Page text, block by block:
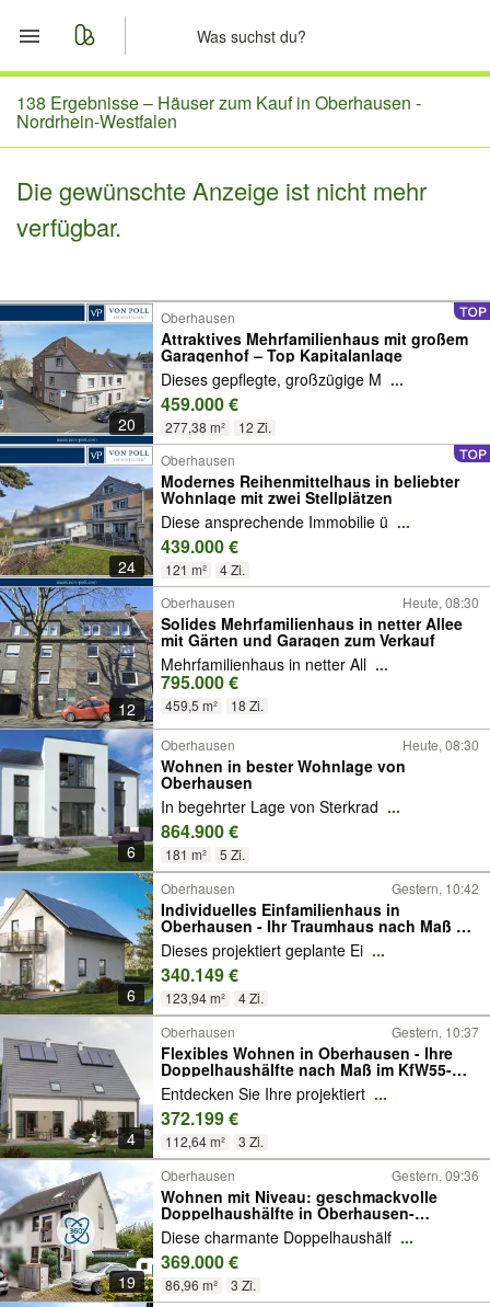
Start
Merkliste
Nachrichten
138 Ergebnisse – Häuser zum Kauf in Oberhausen -
Nordrhein-Westfalen
Die gewünschte Anzeige ist nicht mehr
verfügbar.
20
Oberhausen
Attraktives Mehrfamilienhaus mit großem
Garagenhof – Top Kapitalanlage
Dieses gepflegte, großzügige M ...
459.000 €
277,38 m² 12 Zi.
24
Oberhausen
Modernes Reihenmittelhaus in beliebter
Wohnlage mit zwei Stellplätzen
Diese ansprechende Immobilie ü ...
439.000 €
121 m² 4 Zi.
12
Oberhausen Heute, 08:30
Solides Mehrfamilienhaus in netter Allee
mit Gärten und Garagen zum Verkauf
Mehrfamilienhaus in netter All ...
795.000 €
459,5 m² 18 Zi.
6
Oberhausen Heute, 08:30
Wohnen in bester Wohnlage von
Oberhausen
In begehrter Lage von Sterkrad ...
864.900 €
181 m² 5 Zi.
6
Oberhausen Gestern, 10:42
Individuelles Einfamilienhaus in
Oberhausen - Ihr Traumhaus nach Maß mit
allkauf
Dieses projektiert geplante Ei ...
340.149 €
123,94 m² 4 Zi.
4
Oberhausen Gestern, 10:37
Flexibles Wohnen in Oberhausen - Ihre
Doppelhaushälfte nach Maß im KfW55-
Standard
Entdecken Sie Ihre projektiert ...
372.199 €
112,64 m² 3 Zi.
19
Oberhausen Gestern, 09:36
Wohnen mit Niveau: geschmackvolle
Doppelhaushälfte in Oberhausen-
Osterfeld
Diese charmante Doppelhaushälf ...
369.000 €
86,96 m² 3 Zi.